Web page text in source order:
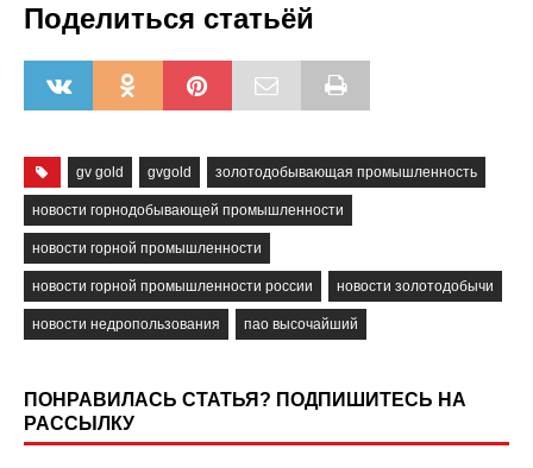
Поделиться статьёй
gv gold gvgold золотодобывающая промышленность
новости горнодобывающей промышленности
новости горной промышленности
новости горной промышленности россии новости золотодобычи
новости недропользования пао высочайший
ПОНРАВИЛАСЬ СТАТЬЯ? ПОДПИШИТЕСЬ НА
РАССЫЛКУ